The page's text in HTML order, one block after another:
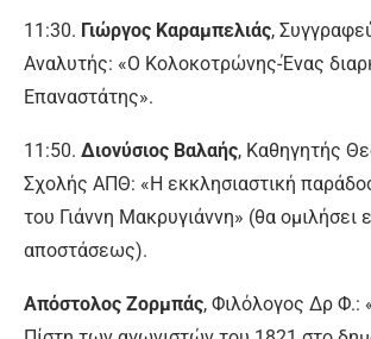
11:30. Γιώργος Καραμπελιάς,
Αναλυτής: «Ο Κολοκοτρώνης-Ένας
Επαναστάτης».
11:50. Διονύσιος Βαλαής, Καθηγητής
Σχολής ΑΠΘ: «Η εκκλησιαστική
του Γιάννη Μακρυγιάννη» (θα ομιλήσει
αποστάσεως).
Απόστολος Ζορμπάς, Φιλόλογος Δρ Φ.: